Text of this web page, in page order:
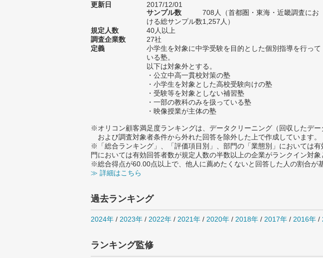
更新日
2017/12/01
サンプル数
708人（首都圏・東海・近畿調査にお
ける総サンプル数1,257人）
規定人数
40人以上
調査企業数
27社
定義
小学生を対象に中学受験を目的とした個別指導を行って
いる塾。
以下は対象外とする。
・公立中高一貫校対策の塾
・小学生を対象とした高校受験向けの塾
・受験等を対象としない補習塾
・一部の教科のみを扱っている塾
・映像授業が主体の塾
※オリコン顧客満足度ランキングは、データクリーニング（回収したデー
および調査対象者条件から外れた回答を除外した上で作成しています。
※「総合ランキング」、「評価項目別」、部門の「業態別」においては
門においては有効回答者数が規定人数の半数以上の企業がランクイン対象
※総合得点が60.00点以上で、他人に薦めたくないと回答した人の割合が
≫ 詳細はこちら
過去ランキング
2024年 / 2023年 / 2022年 / 2021年 / 2020年 / 2018年 / 2017年 / 2016年 /
ランキング監修